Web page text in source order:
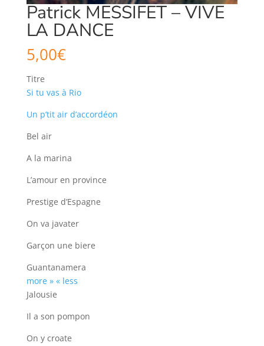
Patrick MESSIFET – VIVE
LA DANCE
5,00€
Titre
Si tu vas à Rio
Un p’tit air d’accordéon
Bel air
A la marina
L’amour en province
Prestige d’Espagne
On va javater
Garçon une biere
Guantanamera
more » « less
Jalousie
Il a son pompon
On y croate